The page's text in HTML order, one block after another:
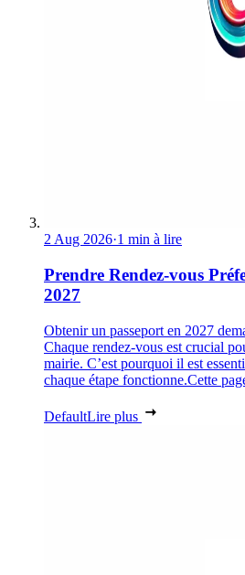
2 Aug 2026·1 min à lire
Prendre Rendez-vous
2027
Obtenir un passeport en 2027
Chaque rendez-vous est crucial
mairie. C’est pourquoi il est
chaque étape fonctionne.Cette
DefaultLire plus